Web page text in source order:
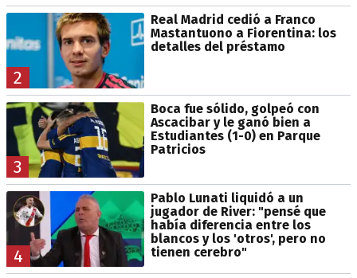
2
Real Madrid cedió a Franco
Mastantuono a Fiorentina: los
detalles del préstamo
3
Boca fue sólido, golpeó con
Ascacibar y le ganó bien a
Estudiantes (1-0) en Parque
Patricios
4
Pablo Lunati liquidó a un
jugador de River: "pensé que
había diferencia entre los
blancos y los 'otros', pero no
tienen cerebro"